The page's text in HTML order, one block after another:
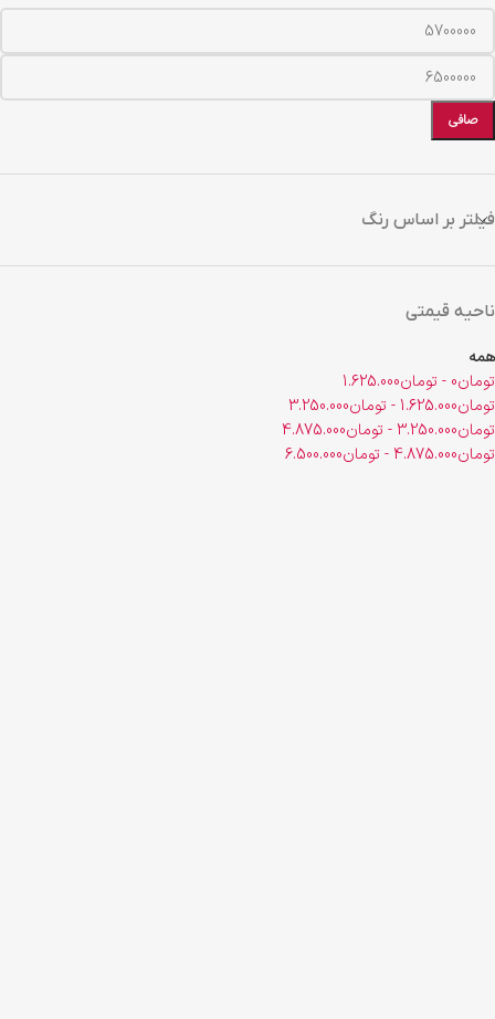
صافی
فیلتر بر اساس رنگ
ناحیه قیمتی
همه
تومان0
- تومان1.625.000
تومان1.625.000
- تومان3.250.000
تومان3.250.000
- تومان4.875.000
تومان4.875.000
- تومان6.500.000